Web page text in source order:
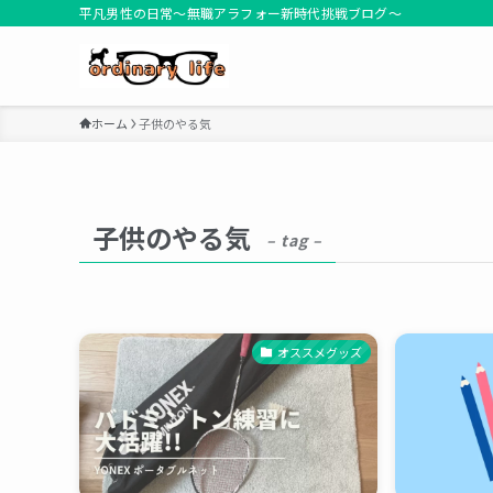
平凡男性の日常～無職アラフォー新時代挑戦ブログ～
ホーム 子供のやる気
子供のやる気 – tag –
オススメグッズ